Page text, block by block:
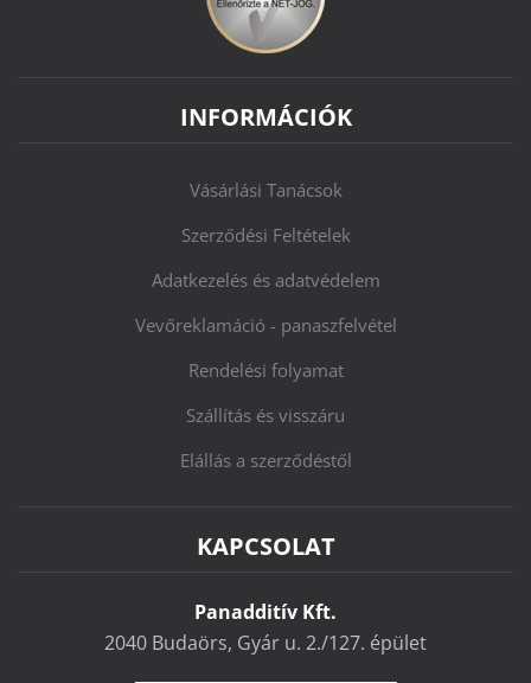
INFORMÁCIÓK
Vásárlási Tanácsok
Szerződési Feltételek
Adatkezelés és adatvédelem
Vevőreklamáció - panaszfelvétel
Rendelési folyamat
Szállítás és visszáru
Elállás a szerződéstől
KAPCSOLAT
Panadditív Kft.
2040 Budaörs, Gyár u. 2./127. épület